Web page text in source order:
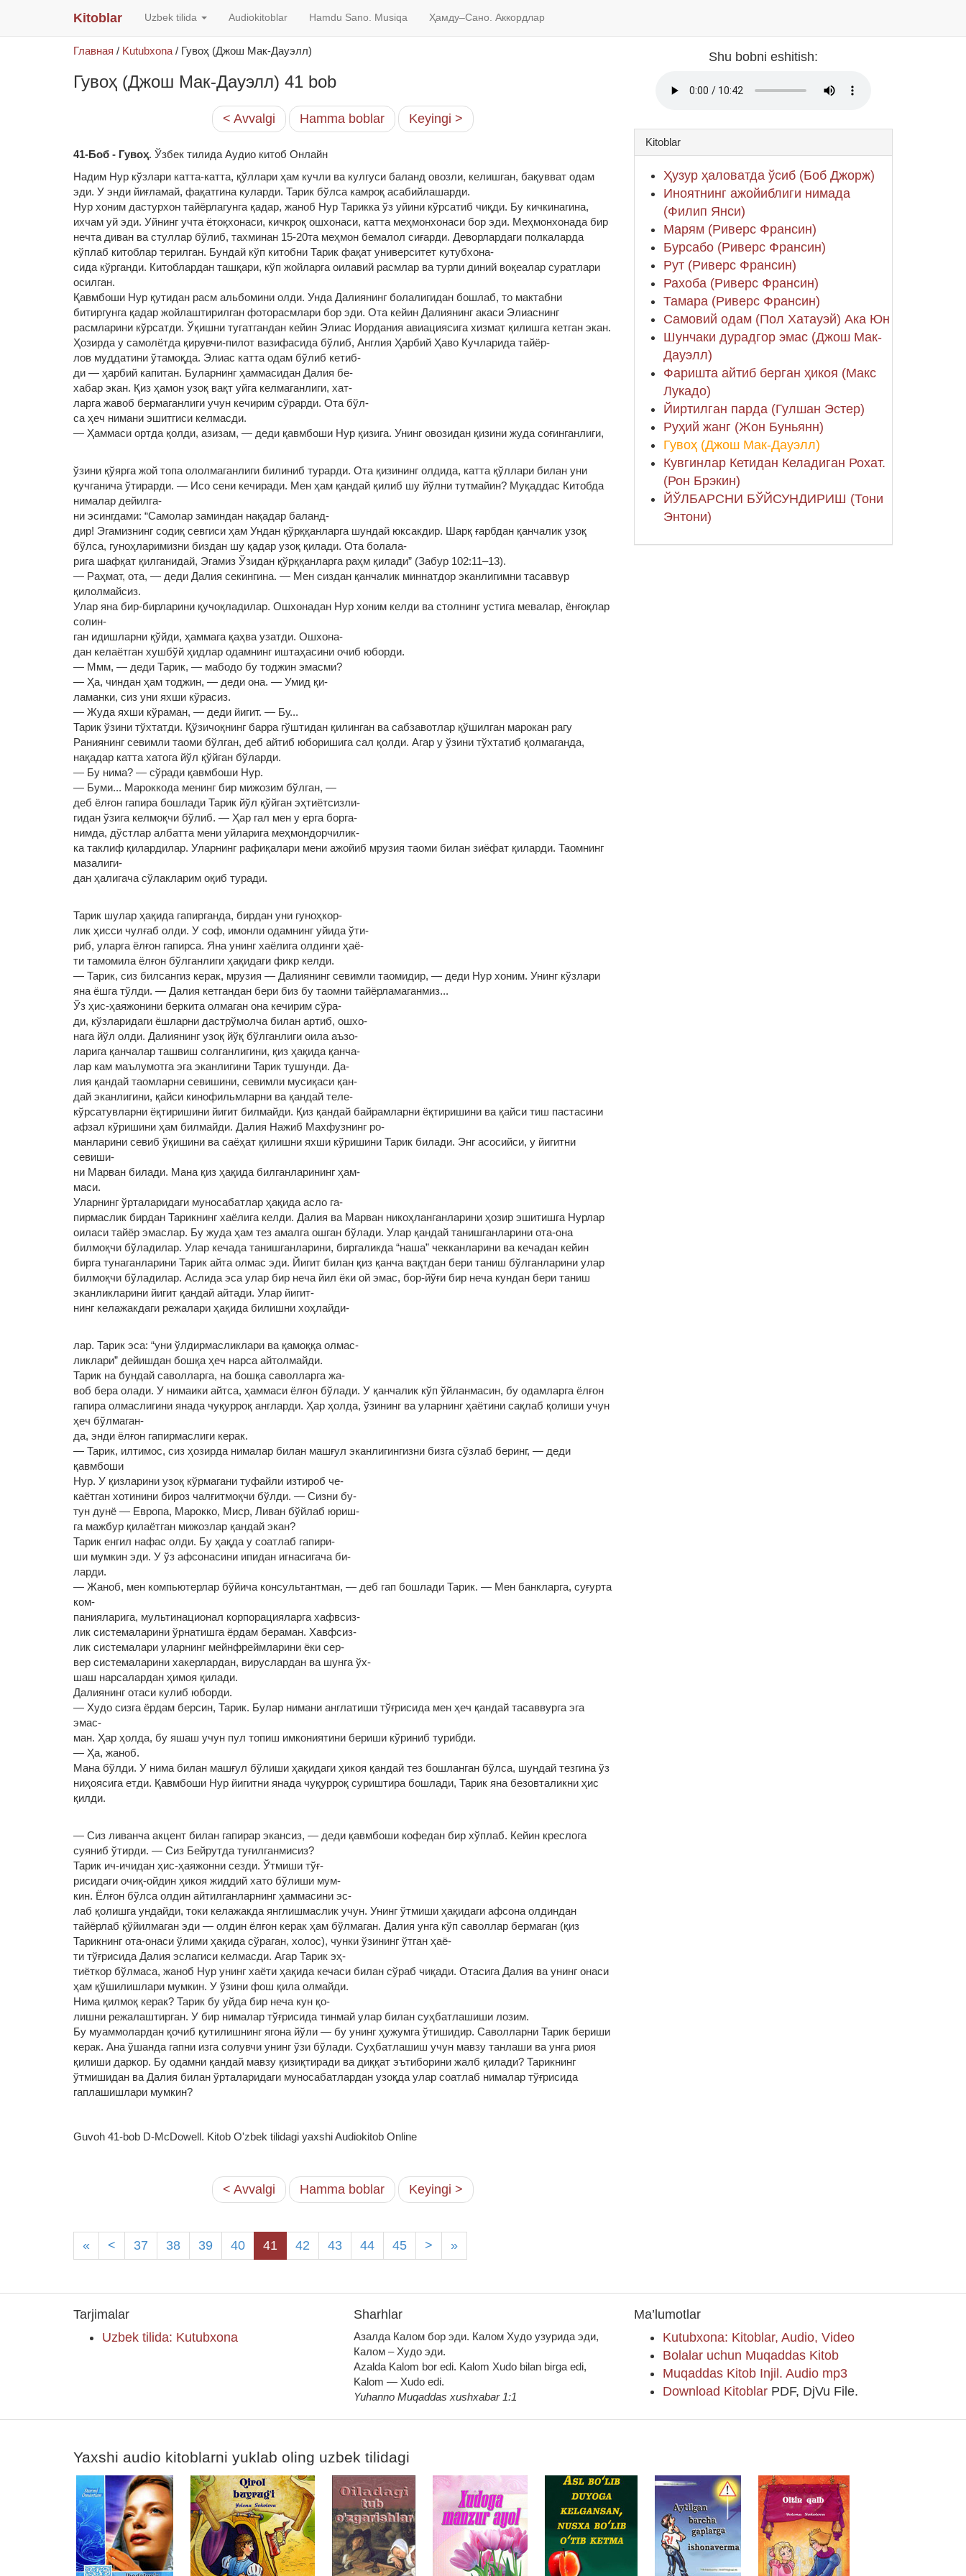
Kitoblar Uzbek tilida Audiokitoblar Hamdu Sano. Musiqa Ҳамду–Сано. Аккордлар
Главная / Kutubxona / Гувоҳ (Джош Мак-Дауэлл)
Гувоҳ (Джош Мак-Дауэлл) 41 bob
< Avvalgi Hamma boblar Keyingi >
41-Боб - Гувоҳ. Ўзбек тилида Аудио китоб Онлайн
Надим Нур кўзлари катта-катта, қўллари ҳам кучли ва кулгуси баланд овозли, келишган, бақувват одам
эди. У энди йиғламай, фақатгина куларди. Тарик бўлса камроқ асабийлашарди.
Нур хоним дастурхон тайёрлагунга қадар, жаноб Нур Тарикка ўз уйини кўрсатиб чиқди. Бу кичкинагина,
ихчам уй эди. Уйнинг учта ётоқхонаси, кичкроқ ошхонаси, катта меҳмонхонаси бор эди. Меҳмонхонада бир
нечта диван ва стуллар бўлиб, тахминан 15-20та меҳмон бемалол сиғарди. Деворлардаги полкаларда
кўплаб китоблар терилган. Бундай кўп китобни Тарик фақат университет кутубхона‑
сида кўрганди. Китоблардан ташқари, кўп жойларга оилавий расмлар ва турли диний воқеалар суратлари
осилган.
Қавмбоши Нур қутидан расм альбомини олди. Унда Далиянинг болалигидан бошлаб, то мактабни
битиргунга қадар жойлаштирилган фоторасмлари бор эди. Ота кейин Далиянинг акаси Элиаснинг
расмларини кўрсатди. Ўқишни тугатгандан кейин Элиас Иордания авиациясига хизмат қилишга кетган экан.
Ҳозирда у самолётда қирувчи-пилот вазифасида бўлиб, Англия Ҳарбий Ҳаво Кучларида тайёр‑
лов муддатини ўтамоқда. Элиас катта одам бўлиб кетиб‑
ди — ҳарбий капитан. Буларнинг ҳаммасидан Далия бе‑
хабар экан. Қиз ҳамон узоқ вақт уйга келмаганлиги, хат‑
ларга жавоб бермаганлиги учун кечирим сўрарди. Ота бўл‑
са ҳеч нимани эшитгиси келмасди.
— Ҳаммаси ортда қолди, азизам, — деди қавмбоши Нур қизига. Унинг овозидан қизини жуда соғинганлиги,
ўзини қўярга жой топа ололмаганлиги билиниб турарди. Ота қизининг олдида, катта қўллари билан уни
қучганича ўтирарди. — Исо сени кечиради. Мен ҳам қандай қилиб шу йўлни тутмайин? Муқаддас Китобда
нималар дейилга‑
ни эсингдами: “Самолар заминдан нақадар баланд‑
дир! Эгамизнинг содиқ севгиси ҳам Ундан қўрққанларга шундай юксакдир. Шарқ ғарбдан қанчалик узоқ
бўлса, гуноҳларимизни биздан шу қадар узоқ қилади. Ота болала‑
рига шафқат қилганидай, Эгамиз Ўзидан қўрққанларга раҳм қилади” (Забур 102:11–13).
— Раҳмат, ота, — деди Далия секингина. — Мен сиздан қанчалик миннатдор эканлигимни тасаввур
қилолмайсиз.
Улар яна бир-бирларини қучоқладилар. Ошхонадан Нур хоним келди ва столнинг устига мевалар, ёнғоқлар
солин‑
ган идишларни қўйди, ҳаммага қаҳва узатди. Ошхона‑
дан келаётган хушбўй ҳидлар одамнинг иштаҳасини очиб юборди.
— Ммм, — деди Тарик, — мабодо бу тоджин эмасми?
— Ҳа, чиндан ҳам тоджин, — деди она. — Умид қи‑
ламанки, сиз уни яхши кўрасиз.
— Жуда яхши кўраман, — деди йигит. — Бу...
Тарик ўзини тўхтатди. Қўзичоқнинг барра гўштидан қилинган ва сабзавотлар қўшилган марокан рагу
Раниянинг севимли таоми бўлган, деб айтиб юборишига сал қолди. Агар у ўзини тўхтатиб қолмаганда,
нақадар катта хатога йўл қўйган бўларди.
— Бу нима? — сўради қавмбоши Нур.
— Буми... Мароккода менинг бир мижозим бўлган, —
деб ёлғон гапира бошлади Тарик йўл қўйган эҳтиётсизли‑
гидан ўзига келмоқчи бўлиб. — Ҳар гал мен у ерга борга‑
нимда, дўстлар албатта мени уйларига меҳмондорчилик‑
ка таклиф қилардилар. Уларнинг рафиқалари мени ажойиб мрузия таоми билан зиёфат қиларди. Таомнинг
мазалиги‑
дан ҳалигача сўлакларим оқиб туради.
Тарик шулар ҳақида гапирганда, бирдан уни гуноҳкор‑
лик ҳисси чулғаб олди. У соф, имонли одамнинг уйида ўти‑
риб, уларга ёлғон гапирса. Яна унинг хаёлига олдинги ҳаё‑
ти тамомила ёлғон бўлганлиги ҳақидаги фикр келди.
— Тарик, сиз билсангиз керак, мрузия — Далиянинг севимли таомидир, — деди Нур хоним. Унинг кўзлари
яна ёшга тўлди. — Далия кетгандан бери биз бу таомни тайёрламаганмиз...
Ўз ҳис-ҳаяжонини беркита олмаган она кечирим сўра‑
ди, кўзларидаги ёшларни дастрўмолча билан артиб, ошхо‑
нага йўл олди. Далиянинг узоқ йўқ бўлганлиги оила аъзо‑
ларига қанчалар ташвиш солганлигини, қиз ҳақида қанча‑
лар кам маълумотга эга эканлигини Тарик тушунди. Да‑
лия қандай таомларни севишини, севимли мусиқаси қан‑
дай эканлигини, қайси кинофильмларни ва қандай теле‑
кўрсатувларни ёқтиришини йигит билмайди. Қиз қандай байрамларни ёқтиришини ва қайси тиш пастасини
афзал кўришини ҳам билмайди. Далия Нажиб Махфузнинг ро‑
манларини севиб ўқишини ва саёҳат қилишни яхши кўришини Тарик билади. Энг асосийси, у йигитни
севиши‑
ни Марван билади. Мана қиз ҳақида билганларининг ҳам‑
маси.
Уларнинг ўрталаридаги муносабатлар ҳақида асло га‑
пирмаслик бирдан Тарикнинг хаёлига келди. Далия ва Марван никоҳланганларини ҳозир эшитишга Нурлар
оиласи тайёр эмаслар. Бу жуда ҳам тез амалга ошган бўлади. Улар қандай танишганларини ота-она
билмоқчи бўладилар. Улар кечада танишганларини, биргаликда “наша” чекканларини ва кечадан кейин
бирга тунаганларини Тарик айта олмас эди. Йигит билан қиз қанча вақтдан бери таниш бўлганларини улар
билмоқчи бўладилар. Аслида эса улар бир неча йил ёки ой эмас, бор-йўғи бир неча кундан бери таниш
эканликларини йигит қандай айтади. Улар йигит‑
нинг келажакдаги режалари ҳақида билишни хоҳлайди‑
лар. Тарик эса: “уни ўлдирмасликлари ва қамоққа олмас‑
ликлари” дейишдан бошқа ҳеч нарса айтолмайди.
Тарик на бундай саволларга, на бошқа саволларга жа‑
воб бера олади. У нимаики айтса, ҳаммаси ёлғон бўлади. У қанчалик кўп ўйланмасин, бу одамларга ёлғон
гапира олмаслигини янада чуқурроқ англарди. Ҳар ҳолда, ўзининг ва уларнинг ҳаётини сақлаб қолиши учун
ҳеч бўлмаган‑
да, энди ёлғон гапирмаслиги керак.
— Тарик, илтимос, сиз ҳозирда нималар билан машғул эканлигингизни бизга сўзлаб беринг, — деди
қавмбоши
Нур. У қизларини узоқ кўрмагани туфайли изтироб че‑
каётган хотинини бироз чалғитмоқчи бўлди. — Сизни бу‑
тун дунё — Европа, Марокко, Миср, Ливан бўйлаб юриш‑
га мажбур қилаётган мижозлар қандай экан?
Тарик енгил нафас олди. Бу ҳақда у соатлаб гапири‑
ши мумкин эди. У ўз афсонасини ипидан игнасигача би‑
ларди.
— Жаноб, мен компьютерлар бўйича консультантман, — деб гап бошлади Тарик. — Мен банкларга, суғурта
ком‑
панияларига, мультинационал корпорацияларга хафвсиз‑
лик системаларини ўрнатишга ёрдам бераман. Хавфсиз‑
лик системалари уларнинг мейнфреймларини ёки сер‑
вер системаларини хакерлардан, вируслардан ва шунга ўх‑
шаш нарсалардан ҳимоя қилади.
Далиянинг отаси кулиб юборди.
— Худо сизга ёрдам берсин, Тарик. Булар нимани англатиши тўғрисида мен ҳеч қандай тасаввурга эга
эмас‑
ман. Ҳар ҳолда, бу яшаш учун пул топиш имкониятини бериши кўриниб турибди.
— Ҳа, жаноб.
Мана бўлди. У нима билан машғул бўлиши ҳақидаги ҳикоя қандай тез бошланган бўлса, шундай тезгина ўз
ниҳоясига етди. Қавмбоши Нур йигитни янада чуқурроқ суриштира бошлади, Тарик яна безовталикни ҳис
қилди.
— Сиз ливанча акцент билан гапирар экансиз, — деди қавмбоши кофедан бир хўплаб. Кейин креслога
суяниб ўтирди. — Сиз Бейрутда туғилганмисиз?
Тарик ич-ичидан ҳис-ҳаяжонни сезди. Ўтмиши тўғ‑
рисидаги очиқ-ойдин ҳикоя жиддий хато бўлиши мум‑
кин. Ёлғон бўлса олдин айтилганларнинг ҳаммасини эс‑
лаб қолишга ундайди, токи келажакда янглишмаслик учун. Унинг ўтмиши ҳақидаги афсона олдиндан
тайёрлаб қўйилмаган эди — олдин ёлғон керак ҳам бўлмаган. Далия унга кўп саволлар бермаган (қиз
Тарикнинг ота-онаси ўлими ҳақида сўраган, холос), чунки ўзининг ўтган ҳаё‑
ти тўғрисида Далия эслагиси келмасди. Агар Тарик эҳ‑
тиёткор бўлмаса, жаноб Нур унинг хаёти ҳақида кечаси билан сўраб чиқади. Отасига Далия ва унинг онаси
ҳам қўшилишлари мумкин. У ўзини фош қила олмайди.
Нима қилмоқ керак? Тарик бу уйда бир неча кун қо‑
лишни режалаштирган. У бир нималар тўғрисида тинмай улар билан суҳбатлашиши лозим.
Бу муаммолардан қочиб қутилишнинг ягона йўли — бу унинг ҳужумга ўтишидир. Саволларни Тарик бериши
керак. Ана ўшанда гапни изга солувчи унинг ўзи бўлади. Суҳбатлашиш учун мавзу танлаши ва унга риоя
қилиши даркор. Бу одамни қандай мавзу қизиқтиради ва диққат эътиборини жалб қилади? Тарикнинг
ўтмишидан ва Далия билан ўрталаридаги муносабатлардан узоқда улар соатлаб нималар тўғрисида
гаплашишлари мумкин?
Guvoh 41-bob D-McDowell. Kitob O'zbek tilidagi yaxshi Audiokitob Online
< Avvalgi Hamma boblar Keyingi >
« < 37 38 39 40 41 42 43 44 45 > »
Shu bobni eshitish:
Kitoblar
Ҳузур ҳаловатда ўсиб (Боб Джорж)
Иноятнинг ажойиблиги нимада
(Филип Янси)
Марям (Риверс Франсин)
Бурсабо (Риверс Франсин)
Рут (Риверс Франсин)
Рахоба (Риверс Франсин)
Тамара (Риверс Франсин)
Самовий одам (Пол Хатауэй) Ака Юн
Шунчаки дурадгор эмас (Джош Мак-
Дауэлл)
Фаришта айтиб берган ҳикоя (Макс
Лукадо)
Йиртилган парда (Гулшан Эстер)
Руҳий жанг (Жон Буньянн)
Гувоҳ (Джош Мак-Дауэлл)
Кувгинлар Кетидан Келадиган Рохат.
(Рон Брэкин)
ЙЎЛБАРСНИ БЎЙСУНДИРИШ (Тони
Энтони)
Tarjimalar
Uzbek tilida: Kutubxona
Sharhlar
Азалда Калом бор эди. Калом Худо узурида эди,
Калом – Худо эди.
Azalda Kalom bor edi. Kalom Xudo bilan birga edi,
Kalom — Xudo edi.
Yuhanno Muqaddas xushxabar 1:1
Ma’lumotlar
Kutubxona: Kitoblar, Audio, Video
Bolalar uchun Muqaddas Kitob
Muqaddas Kitob Injil. Audio mp3
Download Kitoblar PDF, DjVu File.
Yaxshi audio kitoblarni yuklab oling uzbek tilidagi